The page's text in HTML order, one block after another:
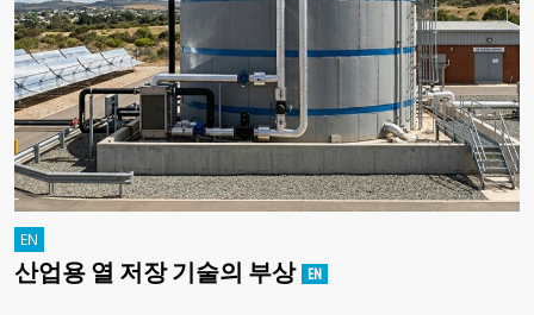
산업용 열 저장 기술의 부상